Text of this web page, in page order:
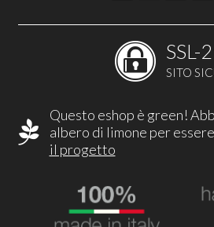
SSL-
SITO
Questo eshop è green!
albero di limone per
il progetto